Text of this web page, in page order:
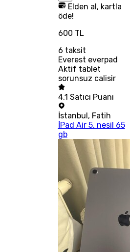
Elden al, kartla
öde!
600 TL
6 taksit
Everest everpad
Aktif tablet
sorunsuz calisir
4.1 Satıcı Puanı
İstanbul, Fatih
İPad Air 5. nesil 65
gb